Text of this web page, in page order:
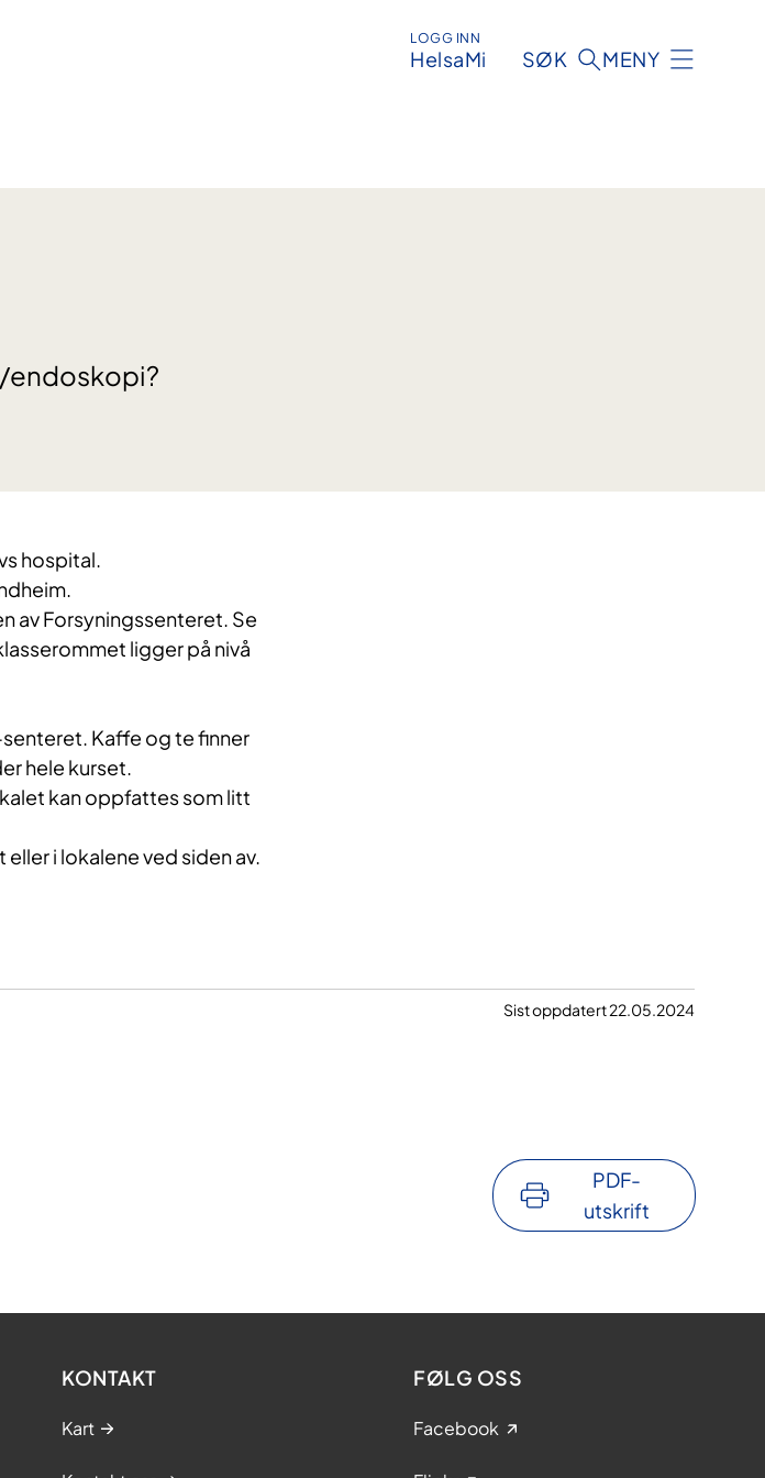
LOGG INN
HelsaMi SØK MENY
endoskopi?
hospital.
av Forsyningssenteret. Se
ligger på nivå
Kaffe og te finner
hele kurset.
kan oppfattes som litt
i lokalene ved siden av.
Sist oppdatert 22.05.2024
PDF-
utskrift
KONTAKT
Kart
FØLG OSS
Facebook